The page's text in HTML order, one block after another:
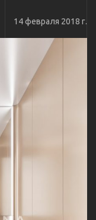
14 февраля 2018 г.